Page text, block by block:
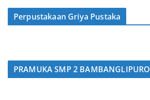
Perpustakaan Griya Pustaka
PRAMUKA SMP 2 BAMBANGLIPURO